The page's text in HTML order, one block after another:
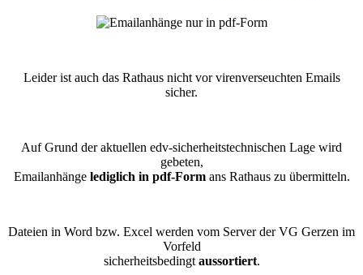
Leider ist auch das Rathaus nicht vor virenverseuchten Emails
sicher.
Auf Grund der aktuellen edv-sicherheitstechnischen Lage wird
gebeten,
Emailanhänge lediglich in pdf-Formans Rathaus zu übermitteln.
Dateien in Word bzw. Excel werden vom Server der VG Gerzen im
Vorfeld
sicherheitsbedingt aussortiert.